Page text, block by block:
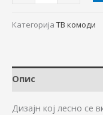
Категорија ТВ комоди
Опис
Дизајн кој лесно се